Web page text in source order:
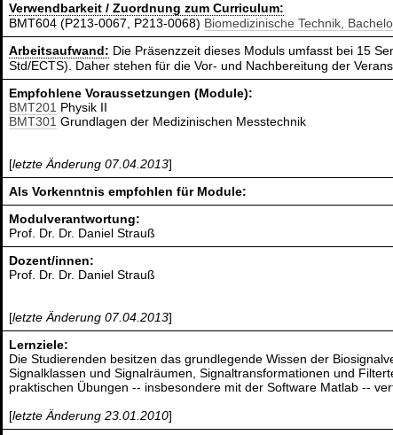
Verwendbarkeit / Zuordnung zum Curriculum:
BMT604 (P213-0067, P213-0068) Biomedizinische Technik,
Arbeitsaufwand: Die Präsenzzeit dieses Moduls umfasst bei 15
Std/ECTS). Daher stehen für die Vor- und Nachbereitung der
Empfohlene Voraussetzungen (Module):
BMT201 Physik II
BMT301 Grundlagen der Medizinischen Messtechnik
[letzte Änderung 07.04.2013]
Als Vorkenntnis empfohlen für Module:
Modulverantwortung:
Prof. Dr. Dr. Daniel Strauß
Dozent/innen:
Prof. Dr. Dr. Daniel Strauß
[letzte Änderung 07.04.2013]
Lernziele:
Die Studierenden besitzen das grundlegende Wissen der
Signalklassen und Signalräumen, Signaltransformationen und
praktischen Übungen -- insbesondere mit der Software Matlab --
[letzte Änderung 23.01.2010]